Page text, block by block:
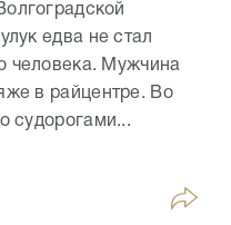
едва не стал
человека. Мужчина
в райцентре. Во
судорогами...